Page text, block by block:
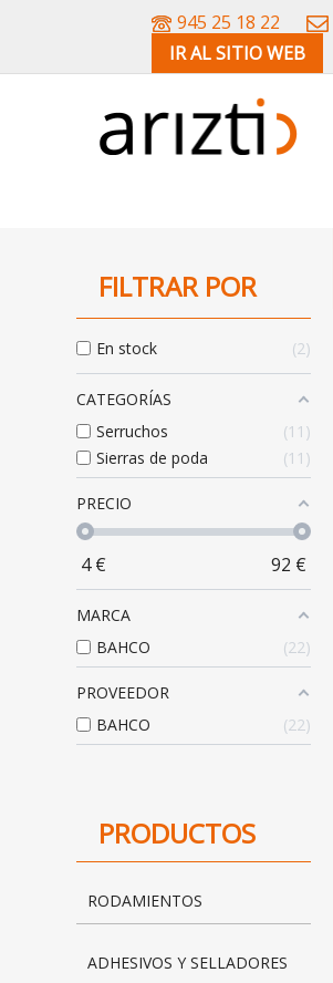
945 25 18 22
IR AL SITIO WEB
FILTRAR POR
En stock 2
CATEGORÍAS
Serruchos
11
Sierras de poda
11
PRECIO
4€ 92 €
MARCA
BAHCO
22
PROVEEDOR
BAHCO
22
PRODUCTOS
RODAMIENTOS
ADHESIVOS Y SELLADORES